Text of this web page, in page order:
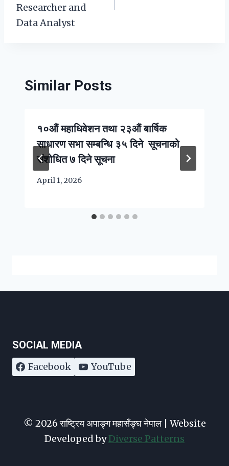
Researcher and
Data Analyst
Similar Posts
१०औं महाधिवेशन तथा २३औं बार्षिक
साधारण सभा सम्बन्धि ३५ दिने सूचनाको
संशोधित ७ दिने सूचना
April 1, 2026
SOCIAL MEDIA
Facebook YouTube
© 2026 राष्ट्रिय अपाङ्ग महासँङ्घ नेपाल | Website
Developed byDiverse Patterns